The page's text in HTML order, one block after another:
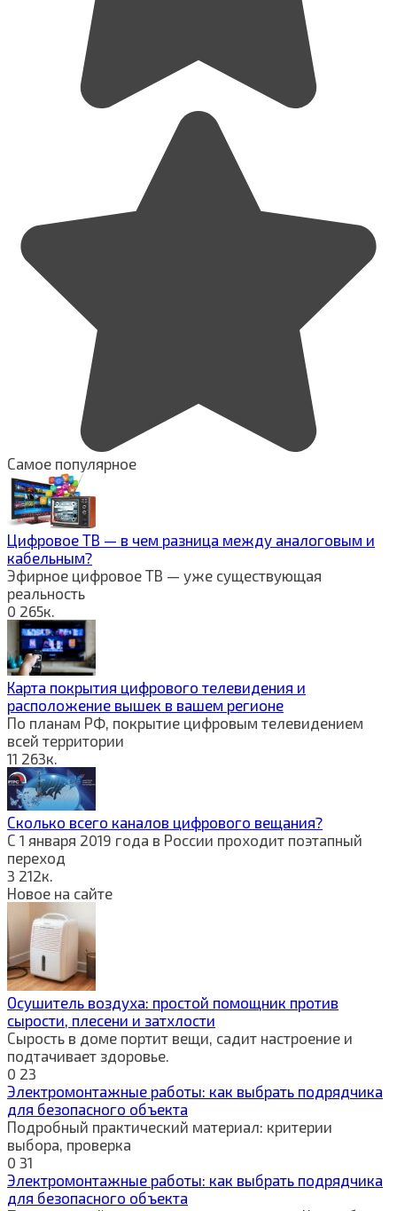
Самое популярное
Цифровое ТВ — в чем разница между аналоговым и
кабельным?
Эфирное цифровое ТВ — уже существующая
реальность
0 265к.
Карта покрытия цифрового телевидения и
расположение вышек в вашем регионе
По планам РФ, покрытие цифровым телевидением
всей территории
11 263к.
Сколько всего каналов цифрового вещания?
С 1 января 2019 года в России проходит поэтапный
переход
3 212к.
Новое на сайте
Осушитель воздуха: простой помощник против
сырости, плесени и затхлости
Сырость в доме портит вещи, садит настроение и
подтачивает здоровье.
0 23
Электромонтажные работы: как выбрать подрядчика
для безопасного объекта
Подробный практический материал: критерии
выбора, проверка
0 31
Электромонтажные работы: как выбрать подрядчика
для безопасного объекта